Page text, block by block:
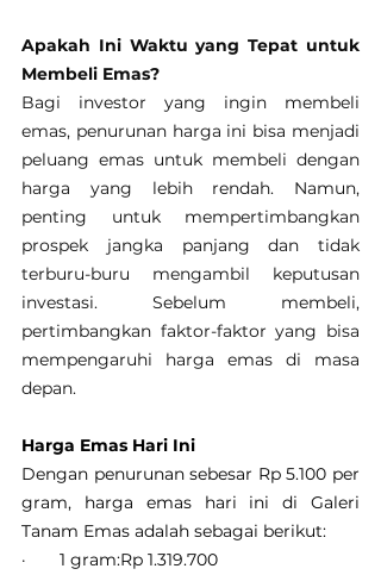
Apakah Ini Waktu yang Tepat untuk
Membeli Emas?
Bagi investor yang ingin membeli
emas, penurunan harga ini bisa menjadi
peluang emas untuk membeli dengan
harga yang lebih rendah. Namun,
penting untuk mempertimbangkan
prospek jangka panjang dan tidak
terburu-buru mengambil keputusan
investasi. Sebelum membeli,
pertimbangkan faktor-faktor yang bisa
mempengaruhi harga emas di masa
depan.
Harga Emas Hari Ini
Dengan penurunan sebesar Rp 5.100 per
gram, harga emas hari ini di Galeri
Tanam Emas adalah sebagai berikut:
·       1 gram:Rp 1.319.700